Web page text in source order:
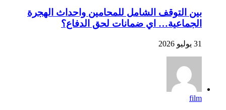
بين التوقف الشامل للمحامين واحداث الهجرة
الجماعية… اي ضمانات لحق الدفاع؟
31 يوليو 2026
film